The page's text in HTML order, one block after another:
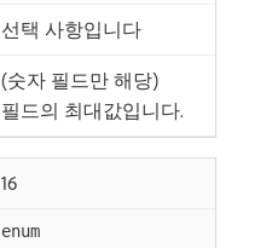
선택 사항입니다
(숫자 필드만 해당)
필드의 최대값입니다.
16
enum